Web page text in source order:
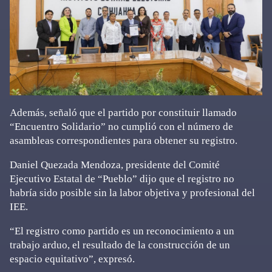
Además, señaló que el partido por constituir llamado
“Encuentro Solidario” no cumplió con el número de
asambleas correspondientes para obtener su registro.
Daniel Quezada Mendoza, presidente del Comité
Ejecutivo Estatal de “Pueblo” dijo que el registro no
habría sido posible sin la labor objetiva y profesional del
IEE.
“El registro como partido es un reconocimiento a un
trabajo arduo, el resultado de la construcción de un
espacio equitativo”, expresó.